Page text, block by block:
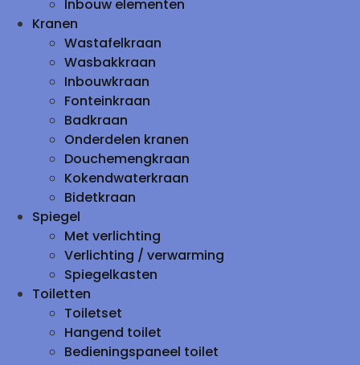
Inbouw elementen
Kranen
Wastafelkraan
Wasbakkraan
Inbouwkraan
Fonteinkraan
Badkraan
Onderdelen kranen
Douchemengkraan
Kokendwaterkraan
Bidetkraan
Spiegel
Met verlichting
Verlichting / verwarming
Spiegelkasten
Toiletten
Toiletset
Hangend toilet
Bedieningspaneel toilet